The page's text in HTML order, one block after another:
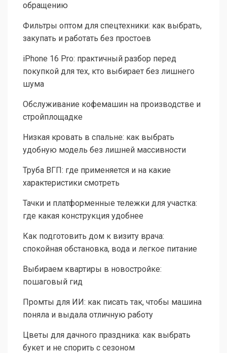
обращению
Фильтры оптом для спецтехники: как выбрать,
закупать и работать без простоев
iPhone 16 Pro: практичный разбор перед
покупкой для тех, кто выбирает без лишнего
шума
Обслуживание кофемашин на производстве и
стройплощадке
Низкая кровать в спальне: как выбрать
удобную модель без лишней массивности
Труба ВГП: где применяется и на какие
характеристики смотреть
Тачки и платформенные тележки для участка:
где какая конструкция удобнее
Как подготовить дом к визиту врача:
спокойная обстановка, вода и легкое питание
Выбираем квартиры в новостройке:
пошаговый гид
Промты для ИИ: как писать так, чтобы машина
поняла и выдала отличную работу
Цветы для дачного праздника: как выбрать
букет и не спорить с сезоном